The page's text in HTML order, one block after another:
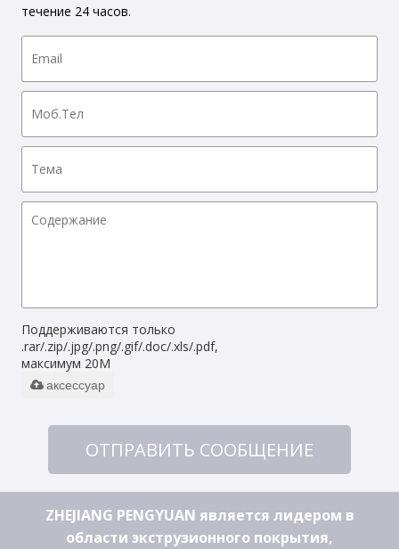
течение 24 часов.
Поддерживаются только
.rar/.zip/.jpg/.png/.gif/.doc/.xls/.pdf,
максимум 20M
аксессуар
ОТПРАВИТЬ СООБЩЕНИЕ
ZHEJIANG PENGYUAN является лидером в
области экструзионного покрытия,